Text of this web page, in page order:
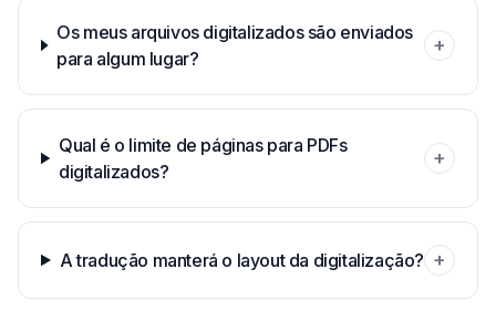
Os meus arquivos digitalizados são enviados
para algum lugar?
+
Qual é o limite de páginas para PDFs
digitalizados?
+
A tradução manterá o layout da digitalização? +